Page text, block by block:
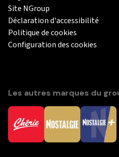
Site NGroup
Déclaration d'accessibilité
Politique de cookies
Configuration des cookies
Les autres marques du